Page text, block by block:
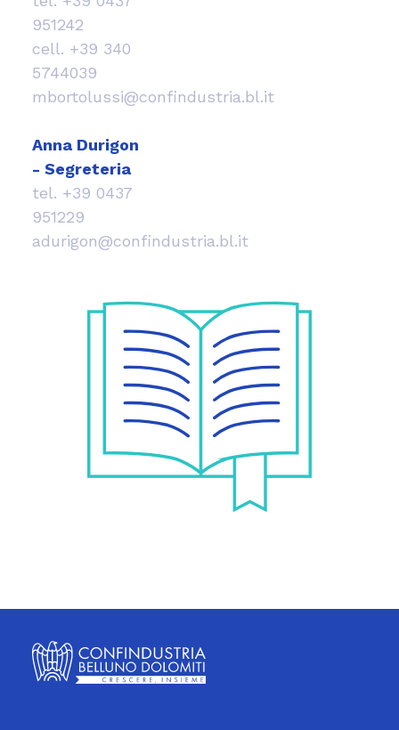
951242
cell. +39 340
5744039
mbortolussi@confindustria.bl.it
Anna Durigon
- Segreteria
tel. +39 0437
951229
adurigon@confindustria.bl.it